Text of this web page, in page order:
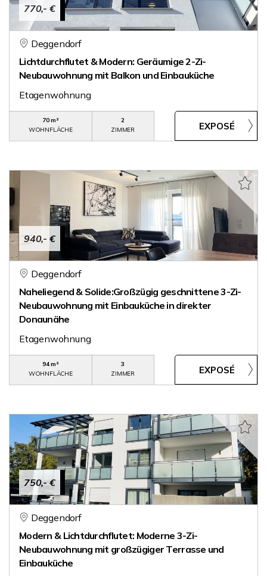
770,- €
Deggendorf
Lichtdurchflutet & Modern: Geräumige 2-Zi-
Neubauwohnung mit Balkon und Einbauküche
Etagenwohnung
70 m²
WOHNFLÄCHE
2
ZIMMER
940,- €
Deggendorf
Naheliegend & Solide:Großzügig geschnittene 3-Zi-
Neubauwohnung mit Einbauküche in direkter
Donaunähe
Etagenwohnung
94 m²
WOHNFLÄCHE
3
ZIMMER
750,- €
Deggendorf
Modern & Lichtdurchflutet: Moderne 3-Zi-
Neubauwohnung mit großzügiger Terrasse und
Einbauküche